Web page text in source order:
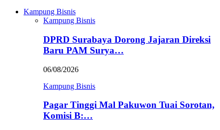
Kampung Bisnis
Kampung Bisnis
DPRD Surabaya Dorong Jajaran Direksi
Baru PAM Surya…
06/08/2026
Kampung Bisnis
Pagar Tinggi Mal Pakuwon Tuai Sorotan,
Komisi B:…